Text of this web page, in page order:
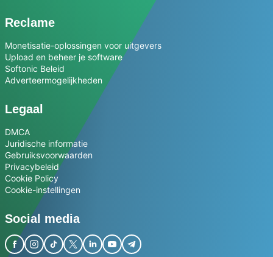
Reclame
Monetisatie-oplossingen voor uitgevers
Upload en beheer je software
Softonic Beleid
Adverteermogelijkheden
Legaal
DMCA
Juridische informatie
Gebruiksvoorwaarden
Privacybeleid
Cookie Policy
Cookie-instellingen
Social media